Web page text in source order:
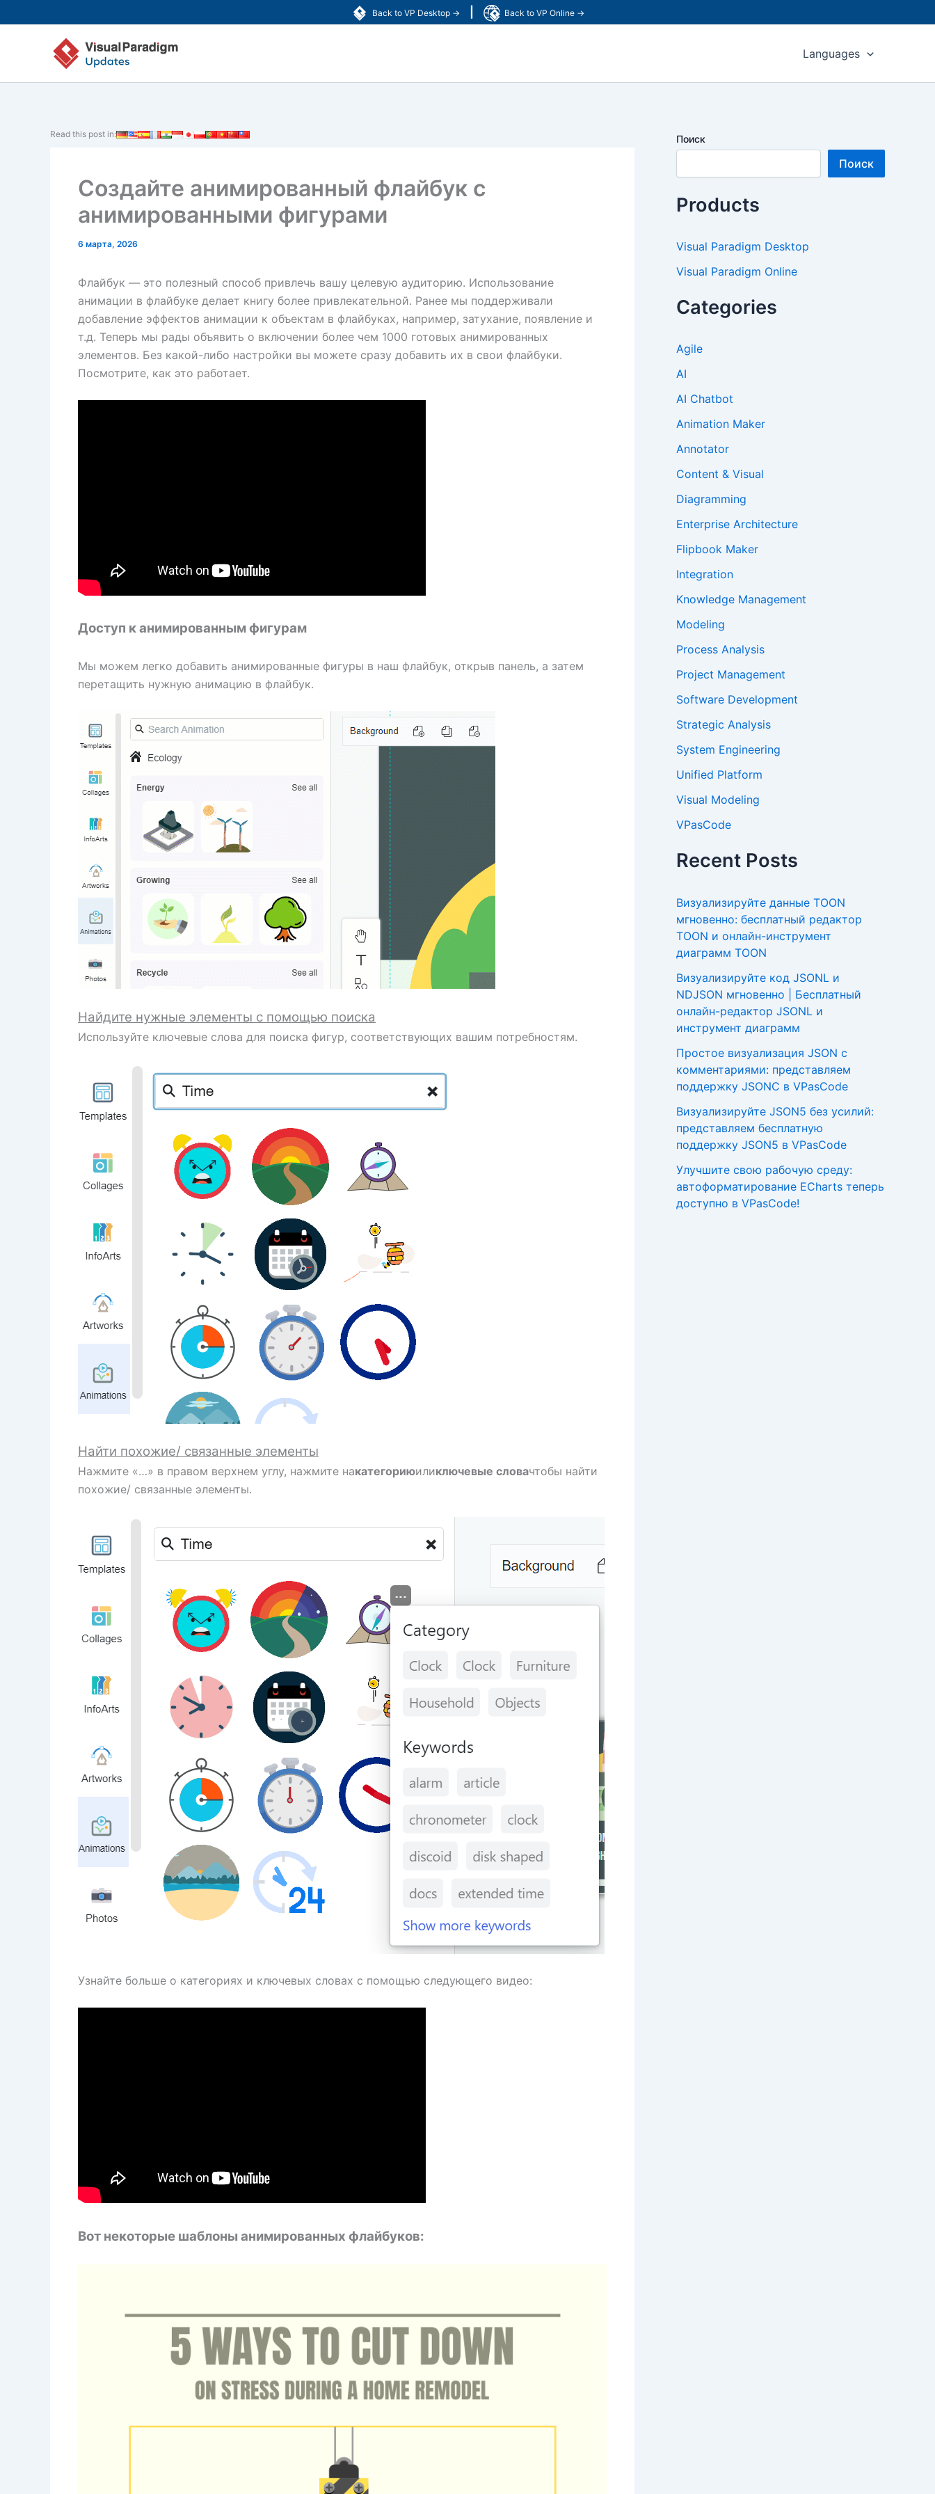
Back to VP Desktop → Back to VP Online →
к
содержимому
Languages
Read this post in:
Создайте анимированный флайбук с
анимированными фигурами
6 марта, 2026
Флайбук — это полезный способ привлечь вашу целевую аудиторию. Использование
анимации в флайбуке делает книгу более привлекательной. Ранее мы поддерживали
добавление эффектов анимации к объектам в флайбуках, например, затухание, появление и
т.д. Теперь мы рады объявить о включении более чем 1000 готовых анимированных
элементов. Без какой-либо настройки вы можете сразу добавить их в свои флайбуки.
Посмотрите, как это работает.
Доступ к анимированным фигурам
Мы можем легко добавить анимированные фигуры в наш флайбук, открыв панель, а затем
перетащить нужную анимацию в флайбук.
Найдите нужные элементы с помощью поиска
Используйте ключевые слова для поиска фигур, соответствующих вашим потребностям.
Найти похожие/ связанные элементы
Нажмите «…» в правом верхнем углу, нажмите накатегориюилиключевые словачтобы найти
похожие/ связанные элементы.
Узнайте больше о категориях и ключевых словах с помощью следующего видео:
Вот некоторые шаблоны анимированных флайбуков:
Поиск
Поиск
Products
Visual Paradigm Desktop
Visual Paradigm Online
Categories
Agile
AI
AI Chatbot
Animation Maker
Annotator
Content & Visual
Diagramming
Enterprise Architecture
Flipbook Maker
Integration
Knowledge Management
Modeling
Process Analysis
Project Management
Software Development
Strategic Analysis
System Engineering
Unified Platform
Visual Modeling
VPasCode
Recent Posts
Визуализируйте данные TOON
мгновенно: бесплатный редактор
TOON и онлайн-инструмент
диаграмм TOON
Визуализируйте код JSONL и
NDJSON мгновенно | Бесплатный
онлайн-редактор JSONL и
инструмент диаграмм
Простое визуализация JSON с
комментариями: представляем
поддержку JSONC в VPasCode
Визуализируйте JSON5 без усилий:
представляем бесплатную
поддержку JSON5 в VPasCode
Улучшите свою рабочую среду:
автоформатирование ECharts теперь
доступно в VPasCode!